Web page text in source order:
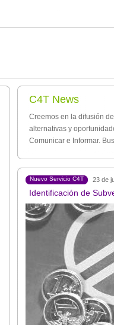
C4T News
Creemos en la difusión
alternativas y
Comunicar e Informar.
Nuevo Servicio C4T 23 de
Identificación de